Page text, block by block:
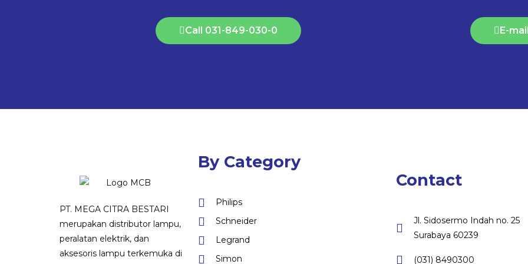
Call 031-849-030-0 E-
PT. MEGA CITRA BESTARI
merupakan distributor lampu,
peralatan elektrik, dan
aksesoris lampu terkemuka di
By Category
Philips
Schneider
Legrand
Simon
Contact
Jl. Sidosermo Indah no. 25
Surabaya 60239
(031) 8490300